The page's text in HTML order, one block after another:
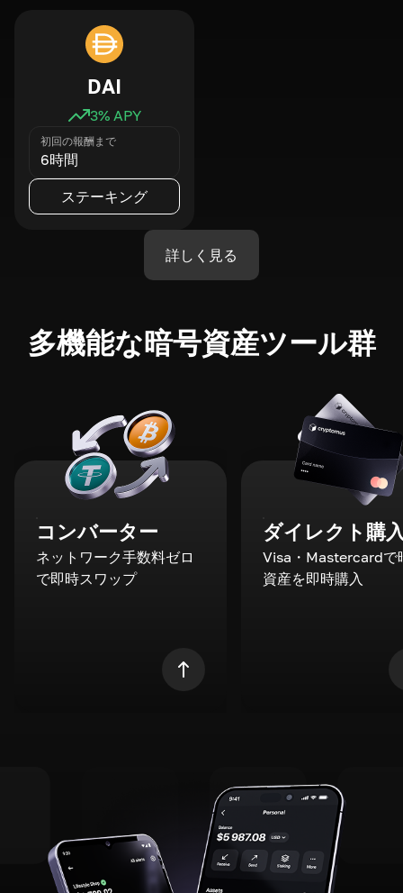
DAI
3% APY
初回の報酬まで
6時間
ステーキング
詳しく見る
多機能な暗号資産ツール群
コンバーター
ネットワーク手数料ゼロ
で即時スワップ
ダイレクト購
Visa・Mastercardで
資産を即時購入